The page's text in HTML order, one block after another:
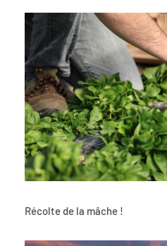
Récolte de la mâche !